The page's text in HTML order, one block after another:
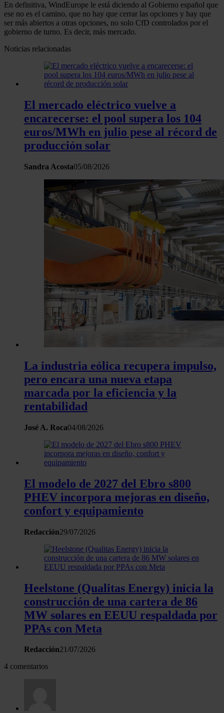
En definitiva, WindEurope le está diciendo al Gobierno español que
ese no es el camino, que no hay que cerrar las opciones y hay que
ser más abiertos a otras opciones, no solo CfD controlados por el
gobierno de turno. Es decir, más mercado.
Noticias relacionadas
El mercado eléctrico vuelve a
encarecerse: el pool supera los 104
euros/MWh en julio pese al récord de
producción solar
Sandra Acosta05/08/2026
La industria eólica recupera impulso,
pero encara una nueva etapa
marcada por la eficiencia y la
rentabilidad
José A. Roca04/08/2026
El modelo de 2027 del Ebro s800
PHEV incorpora mejoras en diseño,
confort y equipamiento
Redacción29/07/2026
Heelstone (Qualitas Energy) inicia la
construcción de una cartera de 86
MW solares en EEUU respaldada por
PPAs con Meta
Redacción21/07/2026
4 comentarios